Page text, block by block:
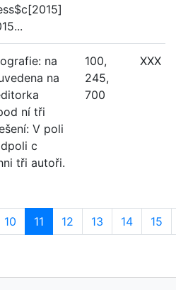
na
na
ní tři
V poli
c
tři autoři.
100,
245,
700
XXX
10 11 12 13 14 15